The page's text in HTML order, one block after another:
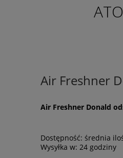
Air Freshner
Air Freshner Donald
Dostępność: średnia
Wysyłka w: 24 godziny